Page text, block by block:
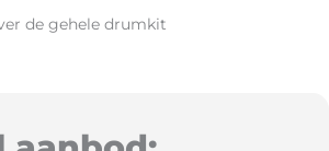
de gehele drumkit